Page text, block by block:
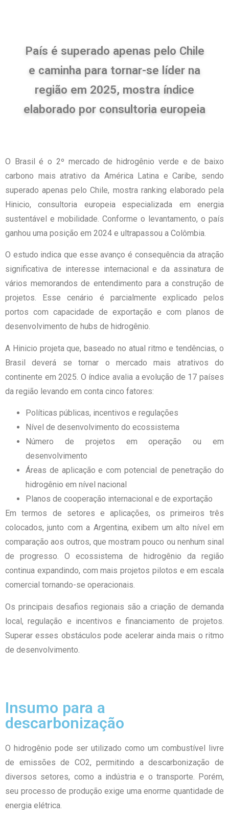
País é superado apenas pelo Chile
e caminha para tornar-se líder na
região em 2025, mostra índice
elaborado por consultoria europeia
O Brasil é o 2º mercado de hidrogênio verde e de baixo
carbono mais atrativo da América Latina e Caribe, sendo
superado apenas pelo Chile, mostra ranking elaborado pela
Hinicio, consultoria europeia especializada em energia
sustentável e mobilidade. Conforme o levantamento, o país
ganhou uma posição em 2024 e ultrapassou a Colômbia.
O estudo indica que esse avanço é consequência da atração
significativa de interesse internacional e da assinatura de
vários memorandos de entendimento para a construção de
projetos. Esse cenário é parcialmente explicado pelos
portos com capacidade de exportação e com planos de
desenvolvimento de hubs de hidrogênio.
A Hinicio projeta que, baseado no atual ritmo e tendências, o
Brasil deverá se tornar o mercado mais atrativos do
continente em 2025. O índice avalia a evolução de 17 países
da região levando em conta cinco fatores:
Políticas públicas, incentivos e regulações
Nível de desenvolvimento do ecossistema
Número de projetos em operação ou em
desenvolvimento
Áreas de aplicação e com potencial de penetração do
hidrogênio em nível nacional
Planos de cooperação internacional e de exportação
Em termos de setores e aplicações, os primeiros três
colocados, junto com a Argentina, exibem um alto nível em
comparação aos outros, que mostram pouco ou nenhum sinal
de progresso. O ecossistema de hidrogênio da região
continua expandindo, com mais projetos pilotos e em escala
comercial tornando-se operacionais.
Os principais desafios regionais são a criação de demanda
local, regulação e incentivos e financiamento de projetos.
Superar esses obstáculos pode acelerar ainda mais o ritmo
de desenvolvimento.
Insumo para a
descarbonização
O hidrogênio pode ser utilizado como um combustível livre
de emissões de CO2, permitindo a descarbonização de
diversos setores, como a indústria e o transporte. Porém,
seu processo de produção exige uma enorme quantidade de
energia elétrica.